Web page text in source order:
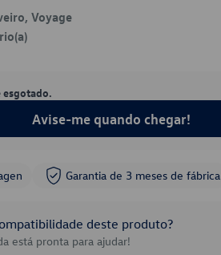
Voyage
Avise-me quando chegar!
Garantia de 3 meses de fábrica
deste produto?
está pronta para ajudar!